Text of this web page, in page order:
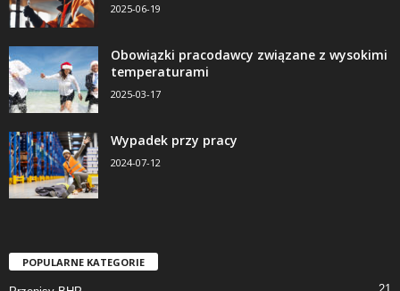
2025-06-19
Obowiązki pracodawcy związane z wysokimi
temperaturami
2025-03-17
Wypadek przy pracy
2024-07-12
POPULARNE KATEGORIE